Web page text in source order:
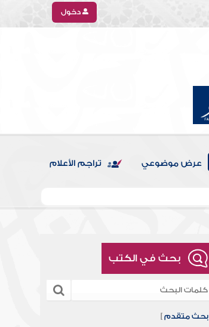
دخول
عرض موضوعي تراجم الأعلام
بحث في الكتب
[بحث متقدم ]